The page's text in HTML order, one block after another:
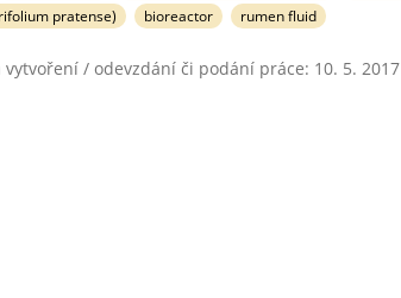
pratense) bioreactor rumen fluid
vytvoření / odevzdání či podání práce: 10. 5. 2017